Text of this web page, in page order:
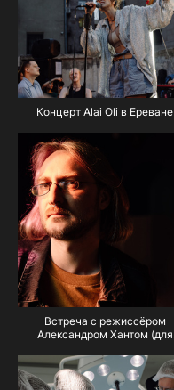
Концерт Alai Oli в Ереване
Встреча с режиссёром
Александром Хантом (для